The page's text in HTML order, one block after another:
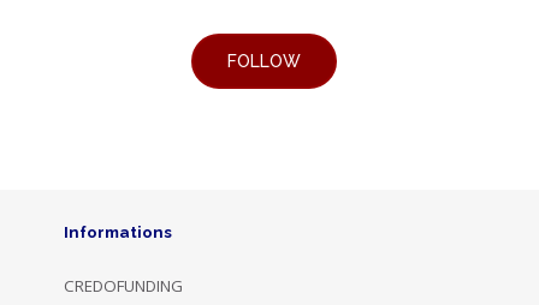
Informations
CREDOFUNDING